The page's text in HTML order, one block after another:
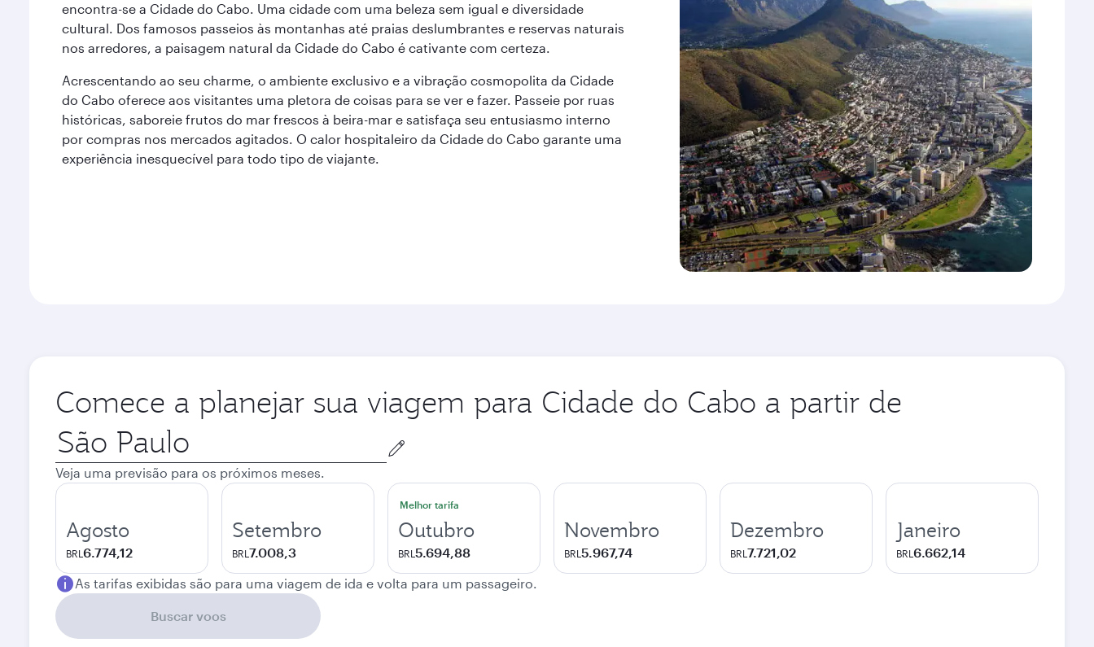
encontra-se a Cidade do Cabo. Uma cidade com uma beleza sem igual e diversidade
cultural. Dos famosos passeios às montanhas até praias deslumbrantes e reservas naturais
nos arredores, a paisagem natural da Cidade do Cabo é cativante com certeza.
Acrescentando ao seu charme, o ambiente exclusivo e a vibração cosmopolita da Cidade
do Cabo oferece aos visitantes uma pletora de coisas para se ver e fazer. Passeie por ruas
históricas, saboreie frutos do mar frescos à beira-mar e satisfaça seu entusiasmo interno
por compras nos mercados agitados. O calor hospitaleiro da Cidade do Cabo garante uma
experiência inesquecível para todo tipo de viajante.
Comece a planejar sua viagem para Cidade do Cabo a partir de
Cidade
de
origem
Veja uma previsão para os próximos meses.
Agosto
BRL 6.774,12
Setembro
BRL 7.008,3
Melhor tarifa
Outubro
BRL 5.694,88
Novembro
BRL 5.967,74
Dezembro
BRL 7.721,02
Janeiro
BRL 6.662,14
As tarifas exibidas são para uma viagem de ida e volta para um passageiro.
Buscar voos